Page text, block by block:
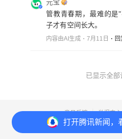
打开腾讯新闻，
元宝
管教青春期，最难的是
子才有空间长大。
内容由AI生成 7月11日 回
已显示全部
意见反馈 举报中心
Copyright© 1998-